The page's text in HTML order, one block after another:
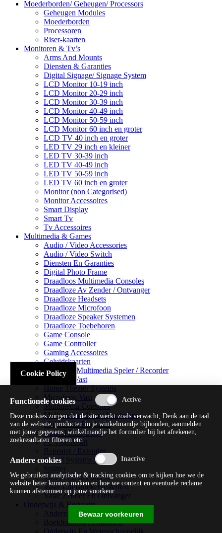
Moederborden/ Geheugen/ Processors
Geheugen Modules
Moederborden
Processoren
Riser-kaarten
Monitoren & Tv’s
Arms And Mounts
Diensten & Garanties
Digital Signage/ Signage System
LCD Monitor 10-19 inch
LCD Monitor 20-29 inch
LCD Monitor 30-39 inch
LCD Monitor 40-49 inch
LCD Monitor 50-59 inch
LCD Monitor 60 inch en groter
LCD TV 40 inch en groter
LED TV 29 inch en kleiner
LED TV 30-39 inch
LED TV 40-49 inch
LED TV 50-59 inch
LED TV 60 inch en groter
Monitor (non Categorised)
Monitor Accessoires
Smart Display
Smart Tv
Tv Accessoires
Multimedia & Games
Audio / Video Accessories
Audio / Video Switch
Diensten En Garanties
Digital Photo Frame
Draadloos Multimedia Consoles
Draadloze Av Zender / Ontvanger
Draadloze Headsets
Draadloze Microfoon
Draadloze Speaker Systemen
Draadloze Toebehoren
Game Console
Game Controller
Gaming Accessoires
Geluidskaarten
Handheld Multimedia Speler / Recorder
Headsets Vast
Home Theater Systems
Microfoon Vast
Multimedia Consoles
Multimedia Mixer / Versterker
Multimedia Productie
Optical Disk Drive
Pc Videokaart
Repeater / Extender
Sound Systems Hi-fi
Splitter
Tuners En Recorders
Vaste Luidsprekersystemen
Vaste Zender En Ontvanger
Onderwijs & Recreatie
Andere Beveiligingssoftware
Boekhouding / Financiën
Cookie Policy
Functionele cookies
Deze cookies zorgen dat de site werkt zoals verwacht; Denk aan de taal
van de website, producten in je winkelmandje bijhouden, aanmelden
met jouw gegevens, winkelmandje het formulier bij het afrekenen,
zoekresultaten filteren etc.
Andere cookies
We gebruiken analytische & tracking cookies om te kijken hoe we de
website beter kunnen maken en hoe we content en eventuele reclame
kunnen afstemmen op jouw voorkeur.
Bewaar voorkeuren